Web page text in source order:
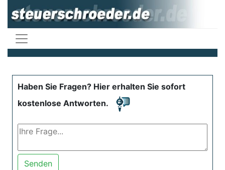
Haben Sie Fragen? Hier erhalten Sie sofort
kostenlose Antworten.
Senden